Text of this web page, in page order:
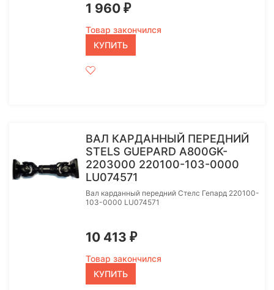
1 960 ₽
Товар закончился
КУПИТЬ
ВАЛ КАРДАННЫЙ ПЕРЕДНИЙ
STELS GUEPARD A800GK-
2203000 220100-103-0000
LU074571
Вал карданный передний Стелс Гепард 220100-
103-0000 LU074571
10 413 ₽
Товар закончился
КУПИТЬ